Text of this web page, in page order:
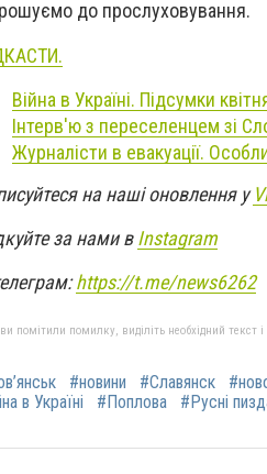
до прослуховування.
Війна в Україні. Підсумки
Інтерв'ю з переселенцем зі
Журналісти в евакуації.
на наші оновлення у
за нами вInstagram
https://t.me/news6262
помітили помилку, виділіть необхідний текст
#новини #Славянск
в Україні
#Поплова #Русні